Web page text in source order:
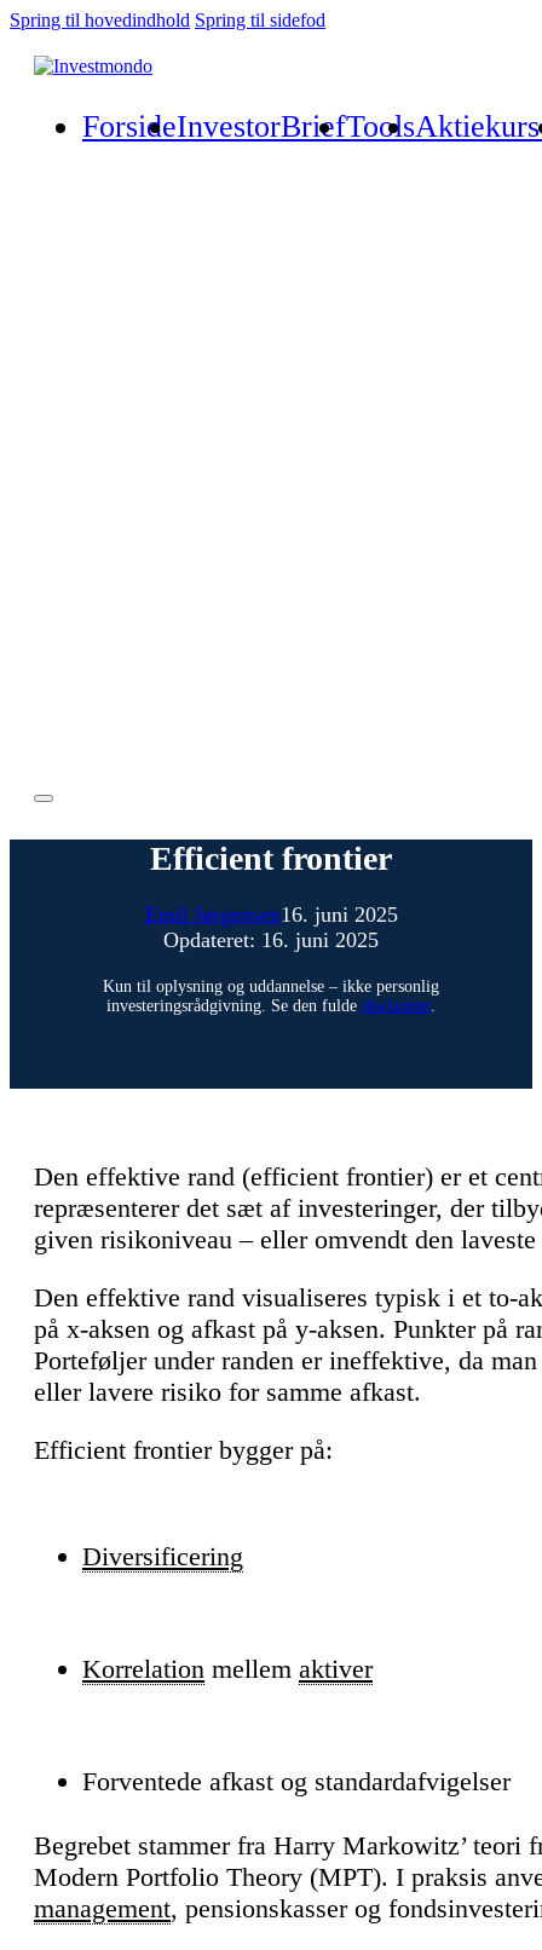
Spring til hovedindhold Spring til sidefod
ForsideInvestorBriefTools
Efficient frontier
Emil Jørgensen16. juni 2025
Opdateret: 16. juni 2025
Kun til oplysning og uddannelse – ikke personlig
investeringsrådgivning. Se den fulde disclaimer.
Den effektive rand (efficient frontier) er et
repræsenterer det sæt af investeringer, der
given risikoniveau – eller omvendt den
Den effektive rand visualiseres typisk i et to-
på x-aksen og afkast på y-aksen. Punkter på
Porteføljer under randen er ineffektive, da
eller lavere risiko for samme afkast.
Efficient frontier bygger på:
Diversificering
Korrelation mellem aktiver
Forventede afkast og standardafvigelser
Begrebet stammer fra Harry Markowitz’ teori
Modern Portfolio Theory (MPT). I praksis
management, pensionskasser og